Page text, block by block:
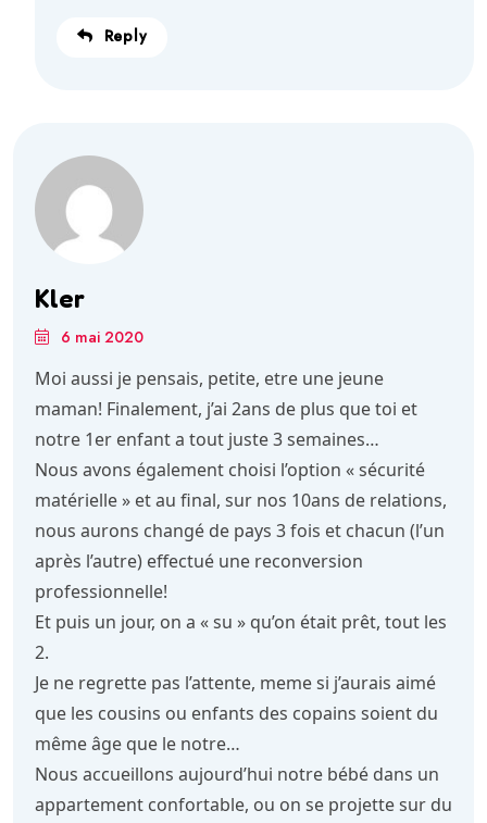
Reply
Kler
6 mai 2020
Moi aussi je pensais, petite, etre une jeune
maman! Finalement, j’ai 2ans de plus que toi et
notre 1er enfant a tout juste 3 semaines…
Nous avons également choisi l’option « sécurité
matérielle » et au final, sur nos 10ans de relations,
nous aurons changé de pays 3 fois et chacun (l’un
après l’autre) effectué une reconversion
professionnelle!
Et puis un jour, on a « su » qu’on était prêt, tout les
2.
Je ne regrette pas l’attente, meme si j’aurais aimé
que les cousins ou enfants des copains soient du
même âge que le notre…
Nous accueillons aujourd’hui notre bébé dans un
appartement confortable, ou on se projette sur du